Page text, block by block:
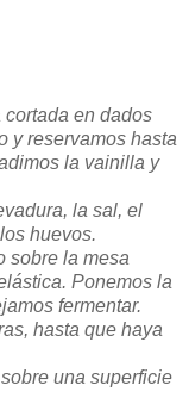
en dados
y reservamos hasta
la vainilla y
la sal, el
huevos.
sobre la mesa
Ponemos la
fermentar.
hasta que haya
una superficie